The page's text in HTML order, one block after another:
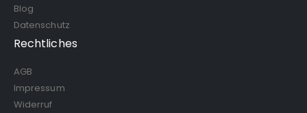
Blog
Datenschutz
Rechtliches
AGB
Impressum
Widerruf